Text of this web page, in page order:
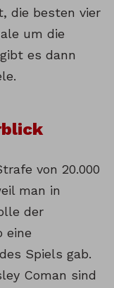
die besten vier
um die
es dann
von 20.000
man in
der
eine
Spiels gab.
Coman sind